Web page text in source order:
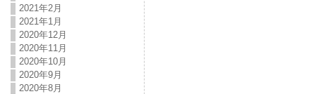
2021年2月
2021年1月
2020年12月
2020年11月
2020年10月
2020年9月
2020年8月